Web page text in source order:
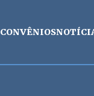
CONVÊNIOS